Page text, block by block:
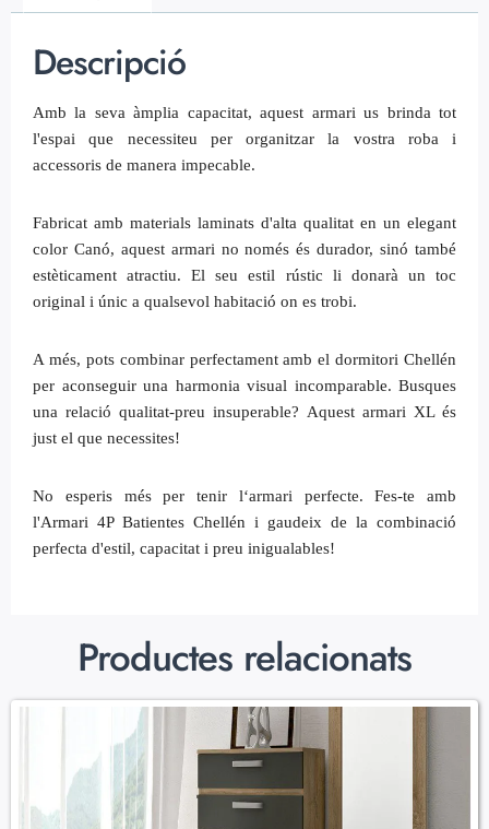
Descripció
Amb la seva àmplia capacitat, aquest armari us brinda tot
l'espai que necessiteu per organitzar la vostra roba i
accessoris de manera impecable.
Fabricat amb materials laminats d'alta qualitat en un elegant
color Canó, aquest armari no només és durador, sinó també
estèticament atractiu. El seu estil rústic li donarà un toc
original i únic a qualsevol habitació on es trobi.
A més, pots combinar perfectament amb el dormitori Chellén
per aconseguir una harmonia visual incomparable. Busques
una relació qualitat-preu insuperable? Aquest armari XL és
just el que necessites!
No esperis més per tenir lʻarmari perfecte. Fes-te amb
l'Armari 4P Batientes Chellén i gaudeix de la combinació
perfecta d'estil, capacitat i preu inigualables!
Productes relacionats